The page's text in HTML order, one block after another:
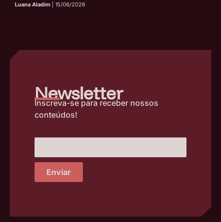
Luana Aladim | 15/06/2026
Newsletter
–
Inscreva-se para receber nossos
conteúdos!
Enviar